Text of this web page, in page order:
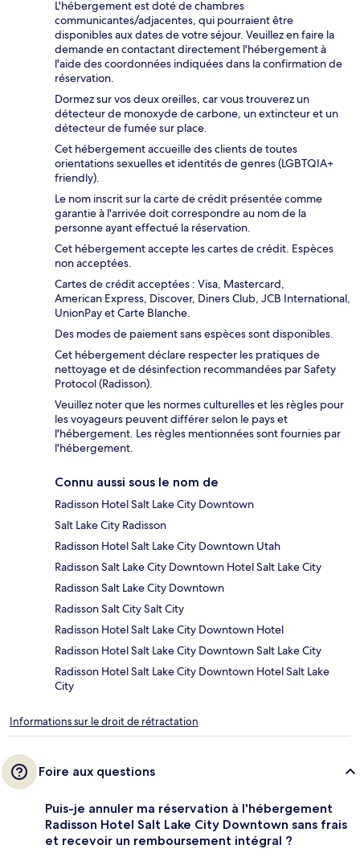
L'hébergement est doté de chambres
communicantes/adjacentes, qui pourraient être
disponibles aux dates de votre séjour. Veuillez en faire la
demande en contactant directement l'hébergement à
l'aide des coordonnées indiquées dans la confirmation de
réservation.
Dormez sur vos deux oreilles, car vous trouverez un
détecteur de monoxyde de carbone, un extincteur et un
détecteur de fumée sur place.
Cet hébergement accueille des clients de toutes
orientations sexuelles et identités de genres (LGBTQIA+
friendly).
Le nom inscrit sur la carte de crédit présentée comme
garantie à l'arrivée doit correspondre au nom de la
personne ayant effectué la réservation.
Cet hébergement accepte les cartes de crédit. Espèces
non acceptées.
Cartes de crédit acceptées : Visa, Mastercard,
American Express, Discover, Diners Club, JCB International,
UnionPay et Carte Blanche.
Des modes de paiement sans espèces sont disponibles.
Cet hébergement déclare respecter les pratiques de
nettoyage et de désinfection recommandées par Safety
Protocol (Radisson).
Veuillez noter que les normes culturelles et les règles pour
les voyageurs peuvent différer selon le pays et
l'hébergement. Les règles mentionnées sont fournies par
l'hébergement.
Connu aussi sous le nom de
Radisson Hotel Salt Lake City Downtown
Salt Lake City Radisson
Radisson Hotel Salt Lake City Downtown Utah
Radisson Salt Lake City Downtown Hotel Salt Lake City
Radisson Salt Lake City Downtown
Radisson Salt City Salt City
Radisson Hotel Salt Lake City Downtown Hotel
Radisson Hotel Salt Lake City Downtown Salt Lake City
Radisson Hotel Salt Lake City Downtown Hotel Salt Lake
City
Informations sur le droit de rétractation
Foire aux questions
Puis-je annuler ma réservation à l'hébergement
Radisson Hotel Salt Lake City Downtown sans frais
et recevoir un remboursement intégral ?